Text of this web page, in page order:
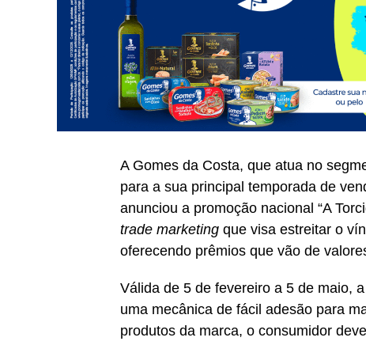
A Gomes da Costa, que atua no
para a sua principal temporada de
anunciou a promoção nacional “A
trade marketing que visa estreitar o
oferecendo prêmios que vão de
Válida de 5 de fevereiro a 5 de maio,
uma mecânica de fácil adesão para
produtos da marca, o consumidor